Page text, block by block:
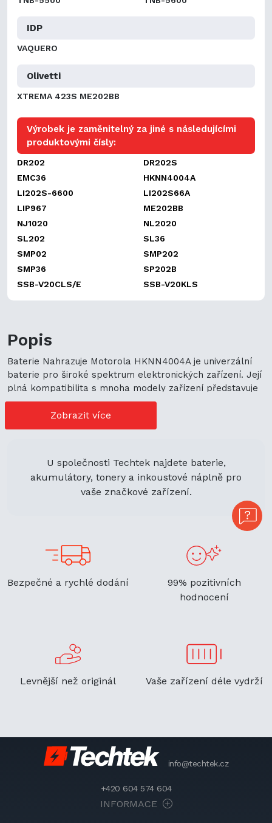
IDP
VAQUERO
Olivetti
XTREMA 423S ME202BB
Výrobek je zaměnitelný za jiné s následujícími
produktovými čísly:
DR202
DR202S
EMC36
HKNN4004A
LI202S-6600
LI202S66A
LIP967
ME202BB
NJ1020
NL2020
SL202
SL36
SMP02
SMP202
SMP36
SP202B
SSB-V20CLS/E
SSB-V20KLS
Popis
Baterie Nahrazuje Motorola HKNN4004A je univerzální
baterie pro široké spektrum elektronických zařízení. Její
plná kompatibilita s mnoha modely zařízení představuje
cenově výhodné možnosti nákupu. Její univerzální použití
navíc podporuje ekologickou udržitelnost a zaručuje
flexibilitu.
Zobrazit více
U společnosti Techtek najdete baterie,
akumulátory, tonery a inkoustové náplně pro
vaše značkové zařízení.
Bezpečné a rychlé dodání
99% pozitivních
hodnocení
Levnější než originál Vaše zařízení déle vydrží
info@techtek.cz
+420 604 574 604
INFORMACE